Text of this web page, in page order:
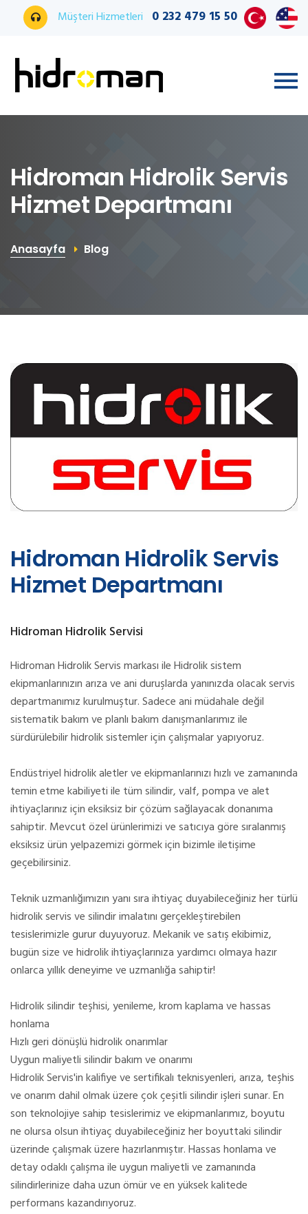
Müşteri Hizmetleri 0 232 479 15 50
Hidroman Hidrolik Servis
Hizmet Departmanı
Anasayfa Blog
Hidroman Hidrolik Servis
Hizmet Departmanı
Hidroman Hidrolik Servisi
Hidroman Hidrolik Servis markası ileHidrolik sistem
ekipmanlarınızın arıza ve ani duruşlarda yanınızda olacak servis
departmanımız kurulmuştur. Sadece ani müdahale değil
sistematik bakım ve planlı bakım danışmanlarımız ile
sürdürülebilir hidrolik sistemler için çalışmalar yapıyoruz.
Endüstriyel hidrolik aletler ve ekipmanlarınızı hızlı ve zamanında
temin etme kabiliyeti ile tüm silindir, valf, pompa ve alet
ihtiyaçlarınız için eksiksiz bir çözüm sağlayacak donanıma
sahiptir. Mevcut özel ürünlerimizi ve satıcıya göre sıralanmış
eksiksiz ürün yelpazemizi görmek için bizimle iletişime
geçebilirsiniz.
Teknik uzmanlığımızın yanı sıra ihtiyaç duyabileceğiniz her türlü
hidrolik servis ve silindir imalatını gerçekleştirebilen
tesislerimizle gurur duyuyoruz. Mekanik ve satış ekibimiz,
bugün size ve hidrolik ihtiyaçlarınıza yardımcı olmaya hazır
onlarca yıllık deneyime ve uzmanlığa sahiptir!
Hidrolik silindir teşhisi, yenileme, krom kaplama ve hassas
honlama
Hızlı geri dönüşlü hidrolik onarımlar
Uygun maliyetli silindir bakım ve onarımı
Hidrolik Servis'in kalifiye ve sertifikalı teknisyenleri, arıza, teşhis
ve onarım dahil olmak üzere çok çeşitli silindir işleri sunar. En
son teknolojiye sahip tesislerimiz ve ekipmanlarımız, boyutu
ne olursa olsun ihtiyaç duyabileceğiniz her boyuttaki silindir
üzerinde çalışmak üzere hazırlanmıştır. Hassas honlama ve
detay odaklı çalışma ile uygun maliyetli ve zamanında
silindirlerinize daha uzun ömür ve en yüksek kalitede
performans kazandırıyoruz.